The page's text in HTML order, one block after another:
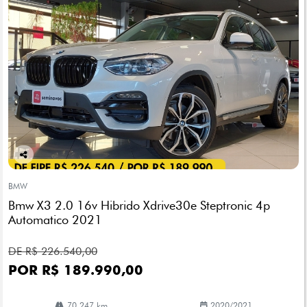
Co
arti
lhe
BMW
Bmw X3 2.0 16v Hibrido Xdrive30e Steptronic 4p
Automatico 2021
DE R$ 226.540,00
POR R$ 189.990,00